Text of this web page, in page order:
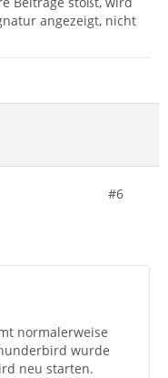
angezeigt, nicht
#6
normalerweise
wurde
neu starten.